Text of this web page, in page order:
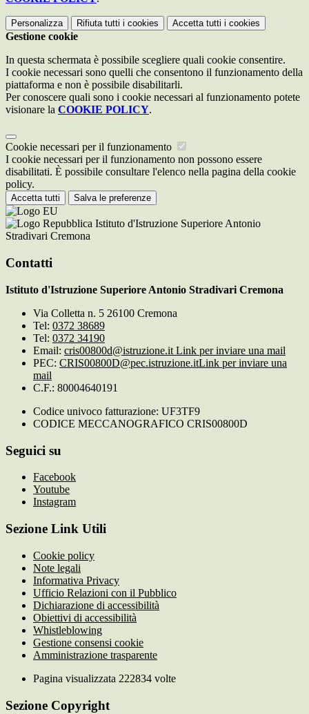
Personalizza Rifiuta tutti i cookies Accetta tutti i cookies
Gestione cookie
In questa schermata è possibile scegliere quali cookie consentire.
I cookie necessari sono quelli che consentono il funzionamento della
piattaforma e non è possibile disabilitarli.
Per conoscere quali sono i cookie necessari al funzionamento potete
visionare la COOKIE POLICY.
Cookie necessari per il funzionamento
I cookie necessari per il funzionamento non possono essere
disabilitati. È possibile consultare l'elenco nella pagina della cookie
policy.
Accetta tutti Salva le preferenze
Istituto d'Istruzione Superiore Antonio
Stradivari Cremona
Contatti
Istituto d'Istruzione Superiore Antonio Stradivari Cremona
Via Colletta n. 5 26100 Cremona
Tel: 0372 38689
Tel: 0372 34190
Email: cris00800d@istruzione.it Link per inviare una mail
PEC: CRIS00800D@pec.istruzione.itLink per inviare una
mail
C.F.: 80004640191
Codice univoco fatturazione: UF3TF9
CODICE MECCANOGRAFICO CRIS00800D
Seguici su
Facebook
Youtube
Instagram
Sezione Link Utili
Cookie policy
Note legali
Informativa Privacy
Ufficio Relazioni con il Pubblico
Dichiarazione di accessibilità
Obiettivi di accessibilità
Whistleblowing
Gestione consensi cookie
Amministrazione trasparente
Pagina visualizzata 222834 volte
Sezione Copyright